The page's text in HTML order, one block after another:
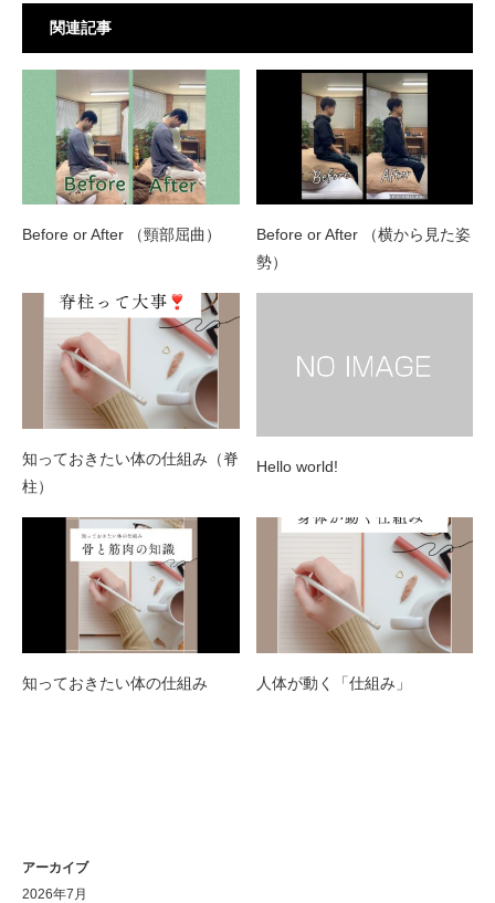
関連記事
Before or After （頸部屈曲）
Before or After （横から見た姿
勢）
知っておきたい体の仕組み（脊
柱）
Hello world!
知っておきたい体の仕組み 人体が動く「仕組み」
アーカイブ
2026年7月